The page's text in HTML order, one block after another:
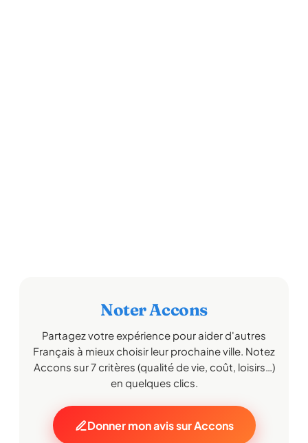
Noter Accons
Partagez votre expérience pour aider d'autres
Français à mieux choisir leur prochaine ville. Notez
Accons sur 7 critères (qualité de vie, coût, loisirs…)
en quelques clics.
Donner mon avis sur Accons